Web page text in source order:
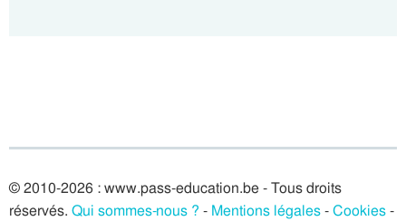
© 2010-2026 : www.pass-education.be - Tous droits
réservés. Qui sommes-nous ? - Mentions légales-Cookies-